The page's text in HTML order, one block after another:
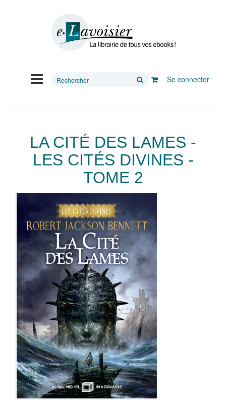
Rechercher
Se connecter
LA CITÉ DES LAMES -
LES CITÉS DIVINES -
TOME 2